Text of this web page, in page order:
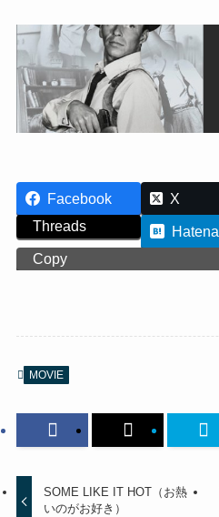
Facebook X
Threads
Hatena
Copy
MOVIE
SOME LIKE IT HOT（お熱
いのがお好き）